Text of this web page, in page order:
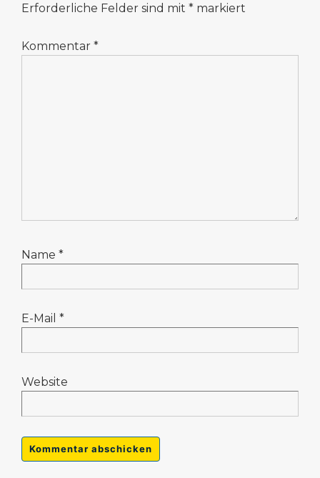
Erforderliche Felder sind mit * markiert
Kommentar *
Name *
E-Mail *
Website